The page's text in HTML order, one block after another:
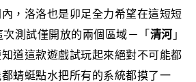
，洛洛也是卯足全力希望在這短短
測試僅開放的兩個區域－「 清河 」
知道這款遊戲試玩起來絕對不可能都
蜻蜓點水把所有的系統都摸了一